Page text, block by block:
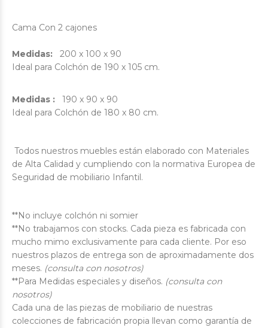
Cama Con 2 cajones
Medidas: 200 x 100 x 90
Ideal para Colchón de 190 x 105 cm.
Medidas : 190 x 90 x 90
Ideal para Colchón de 180 x 80 cm.
Todos nuestros muebles están elaborado con Materiales
de Alta Calidad y cumpliendo con la normativa Europea de
Seguridad de mobiliario Infantil.
**No incluye colchón ni somier
**No trabajamos con stocks. Cada pieza es fabricada con
mucho mimo exclusivamente para cada cliente. Por eso
nuestros plazos de entrega son de aproximadamente dos
meses. (consulta con nosotros)
**Para Medidas especiales y diseños. (consulta con
nosotros)
Cada una de las piezas de mobiliario de nuestras
colecciones de fabricación propia llevan como garantía de